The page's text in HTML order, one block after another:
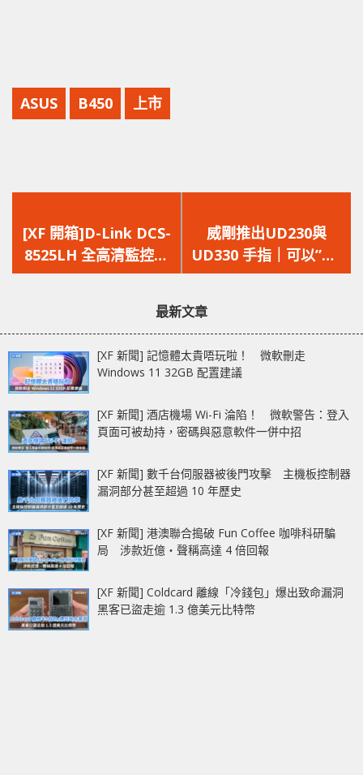
ASUS B450 上市
一
篇
文
[XF 開箱]D-Link DCS-
8525LH 全高清監控
上下左右旋轉一屋睇晒
一
篇
文
威剛推出UD230與
UD330 手指｜可以”摺”
埋嘅手指
最新文章
[XF 新聞] 記憶體太貴唔玩啦！ 微軟刪走
Windows 11 32GB 配置建議
[XF 新聞] 酒店機場 Wi-Fi 淪陷！ 微軟警告：登入
頁面可被劫持，密碼與惡意軟件一併中招
[XF 新聞] 數千台伺服器被後門攻擊 主機板控制器
漏洞部分甚至超過 10 年歷史
[XF 新聞] 港澳聯合搗破 Fun Coffee 咖啡科研騙
局 涉款近億‧聲稱高達 4 倍回報
[XF 新聞] Coldcard 離線「冷錢包」爆出致命漏洞
黑客已盜走逾 1.3 億美元比特幣